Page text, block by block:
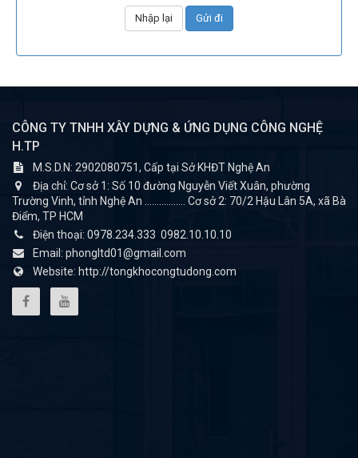
CÔNG TY TNHH XÂY DỰNG & ỨNG DỤNG CÔNG NGHỆ
H.TP
M.S.D.N: 2902080751, Cấp tại Sở KHĐT Nghệ An
Địa chỉ: Cơ sở 1: Số 10 đường Nguyễn Viết Xuân, phường
Trường Vinh, tỉnh Nghệ An ................. Cơ sở 2: 70/2 Hậu Lân 5A, xã Bà
Điểm, TP HCM
Điện thoại: 0978.234.333 0982.10.10.10
Email: phongltd01@gmail.com
Website: http://tongkhocongtudong.com